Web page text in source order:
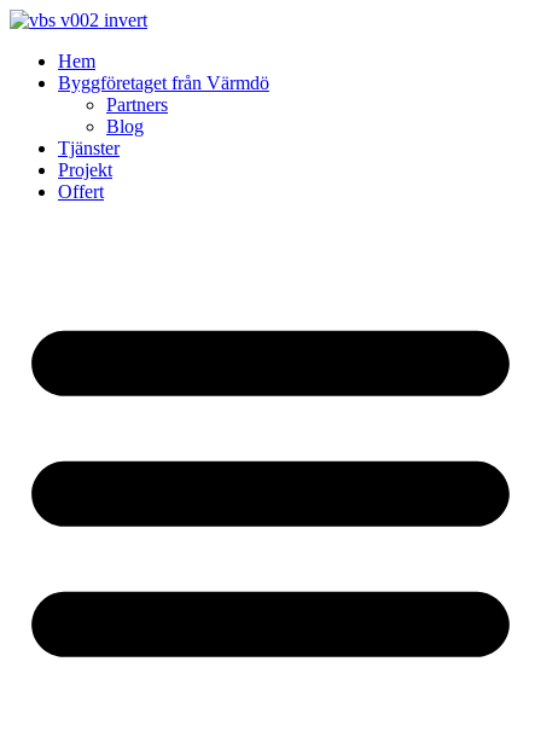
Skip
contentHem
Byggföretaget från Värmdö
Partners
Blog
Tjänster
Projekt
Offert